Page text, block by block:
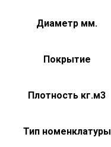
Диаметр мм.
Покрытие
Плотность кг.м3
Тип номенклатуры